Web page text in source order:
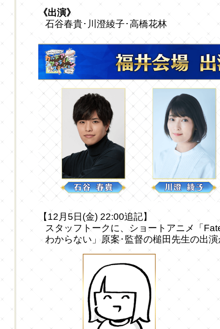
《出演》
石谷春貴･川澄綾子･高橋花林
【12月5日(金) 22:00追記】
スタッフトークに、ショートアニメ「
わからない」原案･監督の槌田先生の出